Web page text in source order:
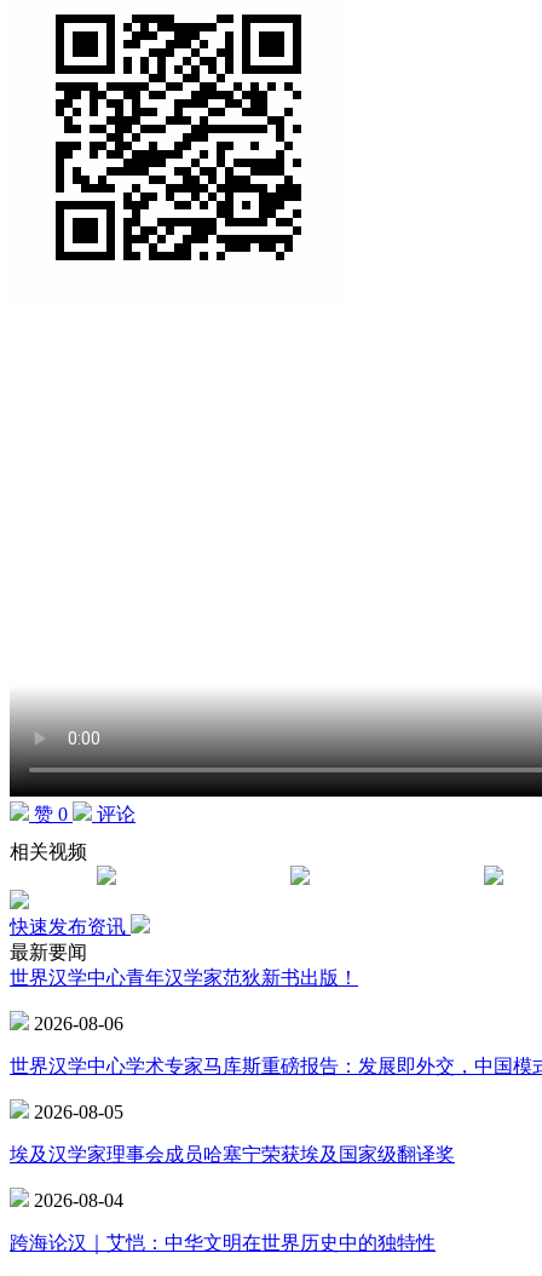
赞 0
评论
相关视频
快速发布资讯
最新要闻
世界汉学中心青年汉学家范狄新书出版！
2026-08-06
世界汉学中心学术专家马库斯重磅报告：发展即外交，中国模
2026-08-05
埃及汉学家理事会成员哈塞宁荣获埃及国家级翻译奖
2026-08-04
跨海论汉｜艾恺：中华文明在世界历史中的独特性